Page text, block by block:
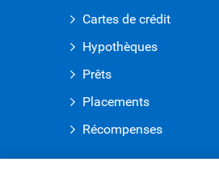
Cartes de crédit
Hypothèques
Prêts
Placements
Récompenses